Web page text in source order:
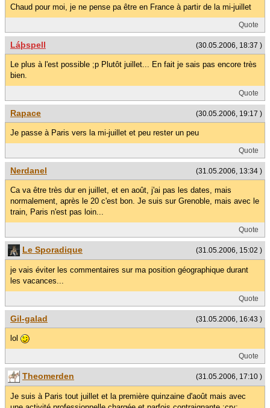
Chaud pour moi, je ne pense pa être en France à partir de la mi-juillet
Quote
(30.05.2006, 18:37 )
Láþspell
Le plus à l'est possible ;p Plutôt juillet... En fait je sais pas encore très
bien.
Quote
(30.05.2006, 19:17 )
Rapace
Je passe à Paris vers la mi-juillet et peu rester un peu
Quote
(31.05.2006, 13:34 )
Nerdanel
Ca va être très dur en juillet, et en août, j'ai pas les dates, mais
normalement, après le 20 c'est bon. Je suis sur Grenoble, mais avec le
train, Paris n'est pas loin...
Quote
(31.05.2006, 15:02 )
Le Sporadique
je vais éviter les commentaires sur ma position géographique durant
les vacances...
Quote
(31.05.2006, 16:43 )
Gil-galad
lol
Quote
(31.05.2006, 17:10 )
Theomerden
Je suis à Paris tout juillet et la première quinzaine d'août mais avec